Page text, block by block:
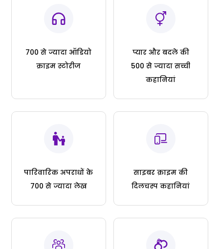
700 से ज्यादा ऑडियो
क्राइम स्टोरीज
प्यार और बदले की
500 से ज्यादा सच्ची
कहानियां
पारिवारिक अपराधों के
700 से ज्यादा लेख
साइबर क्राइम की
दिलचस्प कहानियां